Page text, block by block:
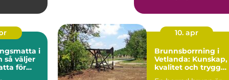
i
för
10. apr
Brunnsborrning i
Vetlanda: Kunskap,
kvalitet och trygg